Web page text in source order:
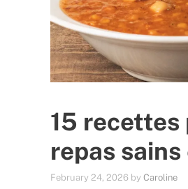
15 recettes
repas
February 24, 2026 by Caroline